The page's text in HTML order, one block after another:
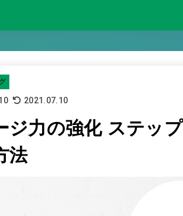
2021.07.10
ジ力の強化 ステッ
法